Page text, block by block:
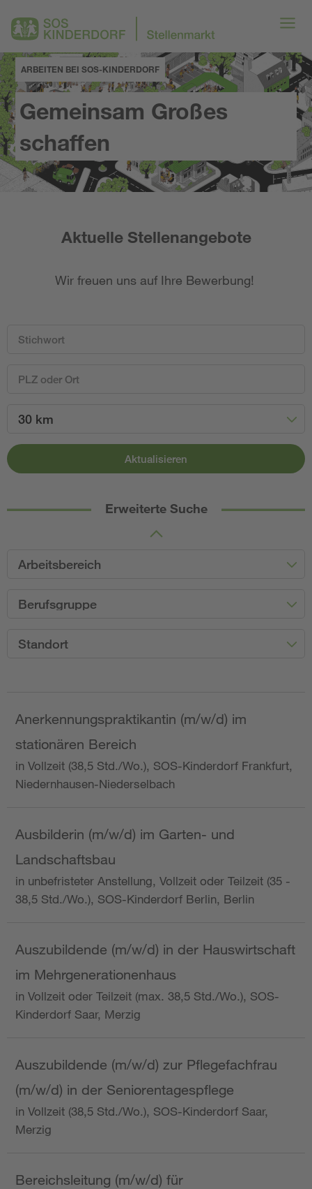
ARBEITEN BEI SOS-KINDERDORF
Gemeinsam Großes
schaffen
Aktuelle Stellenangebote
Wir freuen uns auf Ihre Bewerbung!
30 km
Aktualisieren
Erweiterte Suche
Arbeitsbereich
Berufsgruppe
Standort
Anerkennungspraktikantin (m/w/d) im
stationären Bereich
in Vollzeit (38,5 Std./Wo.), SOS-Kinderdorf Frankfurt,
Niedernhausen-Niederselbach
Ausbilderin (m/w/d) im Garten- und
Landschaftsbau
in unbefristeter Anstellung, Vollzeit oder Teilzeit (35 -
38,5 Std./Wo.), SOS-Kinderdorf Berlin, Berlin
Auszubildende (m/w/d) in der Hauswirtschaft
im Mehrgenerationenhaus
in Vollzeit oder Teilzeit (max. 38,5 Std./Wo.), SOS-
Kinderdorf Saar, Merzig
Auszubildende (m/w/d) zur Pflegefachfrau
(m/w/d) in der Seniorentagespflege
in Vollzeit (38,5 Std./Wo.), SOS-Kinderdorf Saar,
Merzig
Bereichsleitung (m/w/d) für